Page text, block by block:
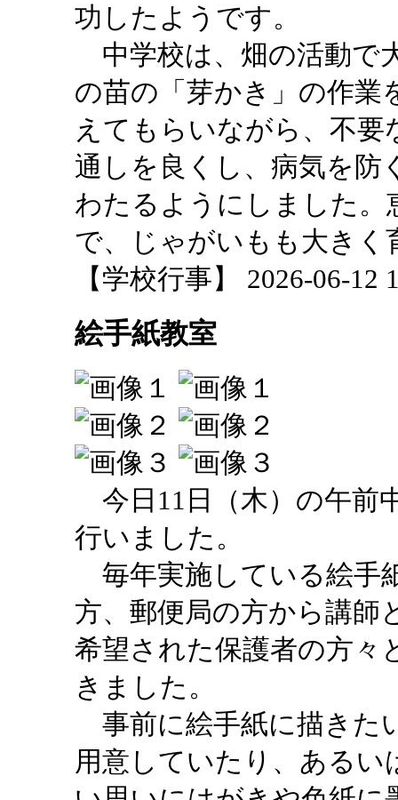
功したようです。
中学校は、畑の活動で
の苗の「芽かき」の作業
えてもらいながら、不
通しを良くし、病気を防
わたるようにしました
で、じゃがいもも大き
【学校行事】 2026-06-12
絵手紙教室
今日11日（木）の午前
行いました。
毎年実施している絵手
方、郵便局の方から講師
希望された保護者の方々
きました。
事前に絵手紙に描きた
用意していたり、ある